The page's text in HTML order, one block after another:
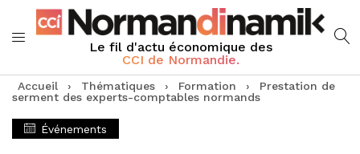
Le fil d'actu économique des
CCI de Normandie.
Accueil › Thématiques › Formation ›
Prestation de
serment des experts-comptables normands
Événements